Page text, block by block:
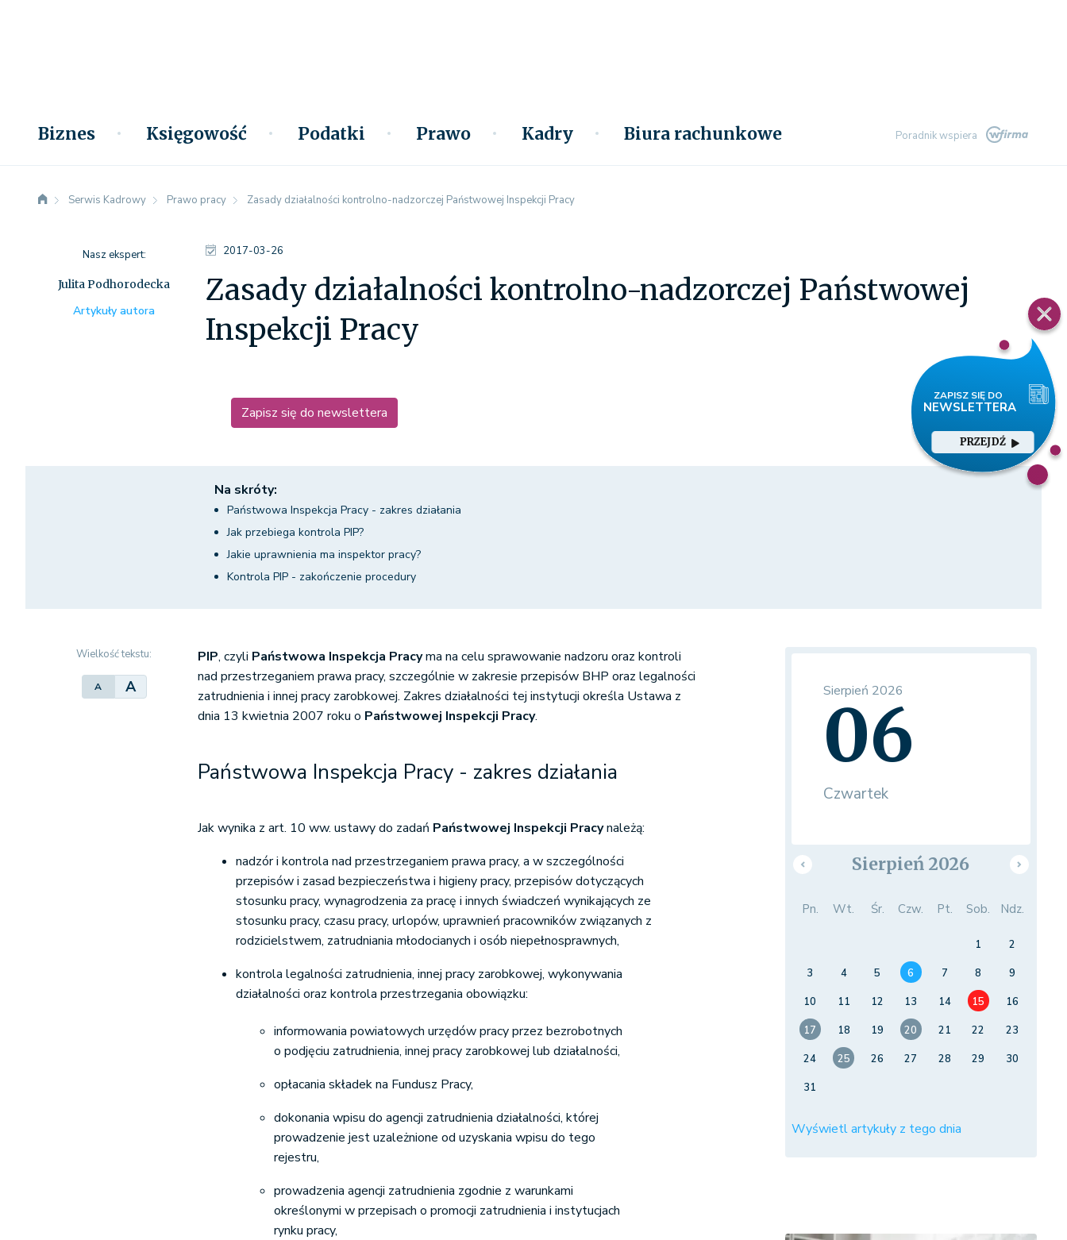
Biznes Księgowość Podatki Prawo Kadry Biura rachunkowe Poradnik wspiera
PRZEJDŹ
Serwis Kadrowy Prawo pracy Zasady działalności kontrolno-nadzorczej Państwowej Inspekcji Pracy
2017-03-26
Zasady działalności kontrolno-nadzorczej Państwowej
Inspekcji Pracy
Zapisz się do newslettera
Nasz ekspert:
Julita Podhorodecka
Artykuły autora
Na skróty:
Państwowa Inspekcja Pracy - zakres działania
Jak przebiega kontrola PIP?
Jakie uprawnienia ma inspektor pracy?
Kontrola PIP - zakończenie procedury
Wielkość tekstu:
A A
PIP, czyli Państwowa Inspekcja Pracyma na celu sprawowanie nadzoru oraz kontroli
nad przestrzeganiem prawa pracy, szczególnie w zakresie przepisów BHP oraz legalności
zatrudnienia i innej pracy zarobkowej. Zakres działalności tej instytucji określa Ustawa z
dnia 13 kwietnia 2007 roku o Państwowej Inspekcji Pracy.
Państwowa Inspekcja Pracy - zakres działania
Jak wynika z art. 10 ww. ustawy do zadań Państwowej Inspekcji Pracynależą:
nadzór i kontrola nad przestrzeganiem prawa pracy, a w szczególności
przepisów i zasad bezpieczeństwa i higieny pracy, przepisów dotyczących
stosunku pracy, wynagrodzenia za pracę i innych świadczeń wynikających ze
stosunku pracy, czasu pracy, urlopów, uprawnień pracowników związanych z
rodzicielstwem, zatrudniania młodocianych i osób niepełnosprawnych,
kontrola legalności zatrudnienia, innej pracy zarobkowej, wykonywania
działalności oraz kontrola przestrzegania obowiązku:
informowania powiatowych urzędów pracy przez bezrobotnych
o podjęciu zatrudnienia, innej pracy zarobkowej lub działalności,
opłacania składek na Fundusz Pracy,
dokonania wpisu do agencji zatrudnienia działalności, której
prowadzenie jest uzależnione od uzyskania wpisu do tego
rejestru,
prowadzenia agencji zatrudnienia zgodnie z warunkami
określonymi w przepisach o promocji zatrudnienia i instytucjach
rynku pracy,
Sierpień 2026
06
Czwartek
Sierpień 2026
Pn. Wt. Śr. Czw. Pt. Sob. Ndz.
1
2
3
4 5 6 7 8
9
10
11 12 13 14 15
16
17
18 19 20 21 22
23
24
25 26 27 28 29
30
31
Wyświetl artykuły z tego dnia